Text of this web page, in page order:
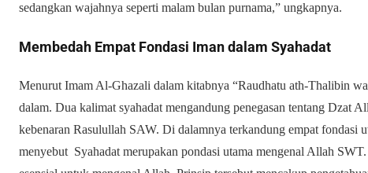
sedangkan wajahnya seperti malam bulan purnama,” ungkapnya.
Membedah Empat Fondasi Iman dalam Syahadat
Menurut Imam Al-Ghazali dalam kitabnya “Raudhatu ath-Thalibin
dalam. Dua kalimat syahadat mengandung penegasan tentang Dzat
kebenaran Rasulullah SAW. Di dalamnya terkandung empat fondasi
menyebut Syahadat merupakan pondasi utama mengenal Allah SWT.